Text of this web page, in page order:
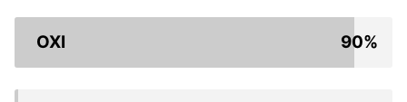
90%
ΟΧΙ